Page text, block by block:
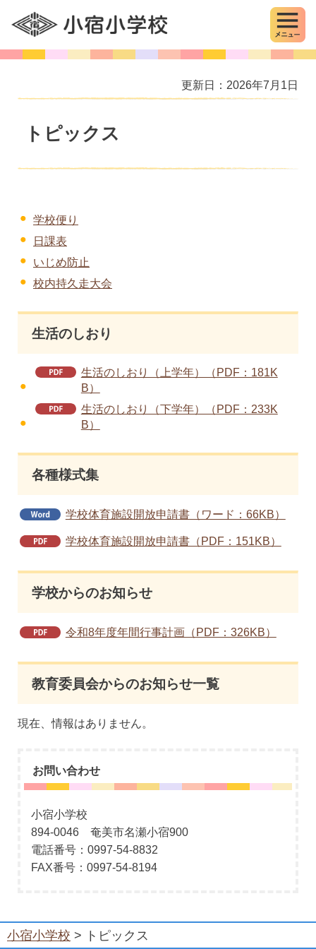
MENU
更新日：2026年7月1日
トピックス
学校便り
日課表
いじめ防止
校内持久走大会
生活のしおり
生活のしおり（上学年）（PDF：181K
B）
生活のしおり（下学年）（PDF：233K
B）
各種様式集
学校体育施設開放申請書（ワード：66KB）
学校体育施設開放申請書（PDF：151KB）
学校からのお知らせ
令和8年度年間行事計画（PDF：326KB）
教育委員会からのお知らせ一覧
現在、情報はありません。
お問い合わせ
小宿小学校
894-0046 奄美市名瀬小宿900
電話番号：0997-54-8832
FAX番号：0997-54-8194
小宿小学校 > トピックス